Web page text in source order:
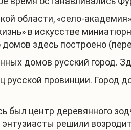
области, «село-
в искусстве
здесь построено
домов русский
русской провинции.
был центр деревянного
решили